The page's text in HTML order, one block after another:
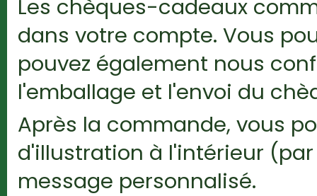
Les chèques-cadeaux
dans votre compte. Vous
pouvez également nous
l'emballage et l'envoi du
Après la commande, vous
d'illustration à l'intérieur
message personnalisé.